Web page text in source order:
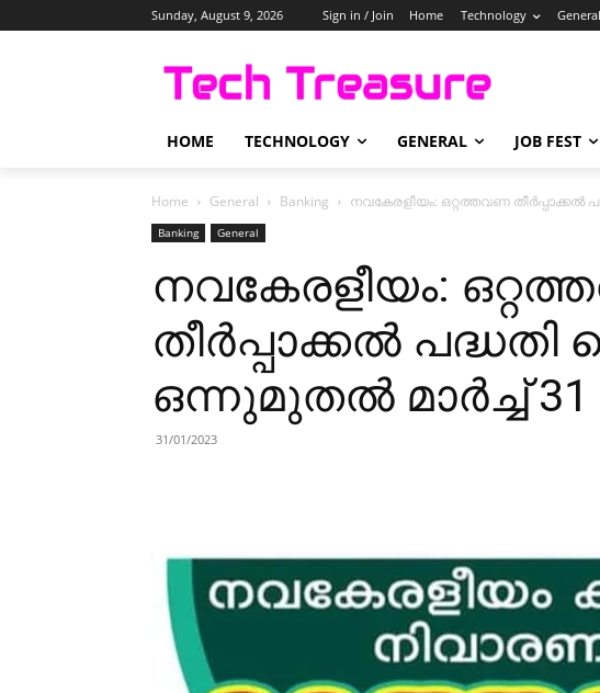
Sunday, August 9, 2026 Sign in / Join Home Technology General
HOME TECHNOLOGY GENERAL JOB FEST
Home General Banking നവകേരളീയം: ഒറ്റത്തവണ
Banking General
നവകേരളീയം:
തീർപ്പാക്കൽ
ഒന്നുമുതൽ മാർച്ച്
31/01/2023